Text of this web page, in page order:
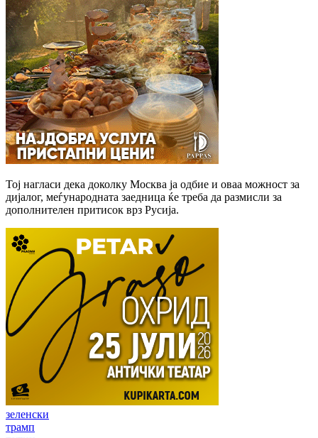
Тој нагласи дека доколку Москва ја одбие и оваа можност за
дијалог, меѓународната заедница ќе треба да размисли за
дополнителен притисок врз Русија.
зеленски
трамп